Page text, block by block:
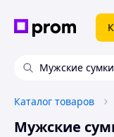
Мужские
Каталог товаров
Мужские